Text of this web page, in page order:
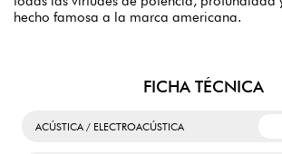
hecho famosa a la marca americana.
FICHA TÉCNICA
ACÚSTICA / ELECTROACÚSTICA